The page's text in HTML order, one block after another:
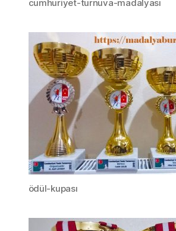
cumhuriyet-turnuva-madalyası
ödül-kupası